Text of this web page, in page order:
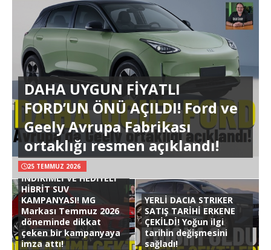
DAHA UYGUN FİYATLI
FORD’UN ÖNÜ AÇILDI! Ford ve
Geely Avrupa Fabrikası
ortaklığı resmen açıklandı!
25 TEMMUZ 2026
İNDİRİMLİ VE HEDİYELİ
HİBRİT SUV
KAMPANYASI! MG
Markası Temmuz 2026
döneminde dikkat
çeken bir kampanyaya
imza attı!
YERLİ DACIA STRIKER
SATIŞ TARİHİ ERKENE
ÇEKİLDİ! Yoğun ilgi
tarihin değişmesini
sağladı!